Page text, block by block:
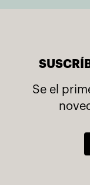
Se el